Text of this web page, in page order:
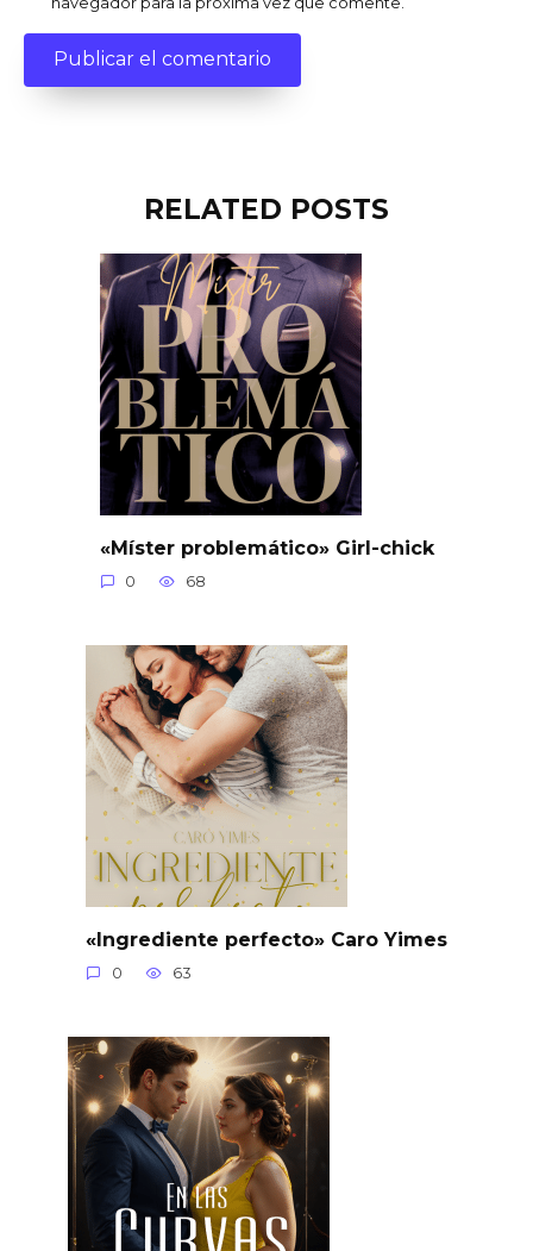
RELATED POSTS
«Míster problemático» Girl-chick
0 68
«Ingrediente perfecto» Caro Yimes
0 63